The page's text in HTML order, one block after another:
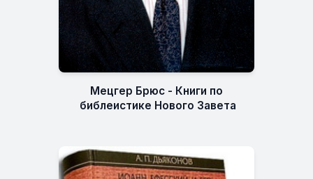
Мецгер Брюс - Книги по
библеистике Нового Завета